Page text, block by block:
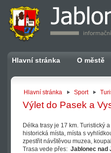
Hlavní stránka O městě
Hlavní stránka Sport
Výlet do Pasek a
Délka trasy je 17 km. Turistický
historická místa, místa s
zpestřit návštěvou muzea,
Trasa vede přes: Jablonec nad